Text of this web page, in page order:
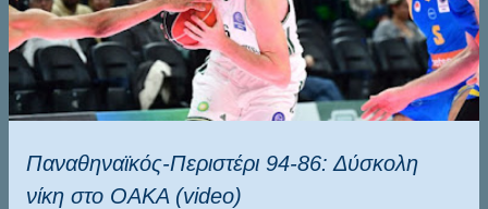
Παναθηναϊκός-Περιστέρι 94-86: Δύσκολη
νίκη στο OAKA (video)